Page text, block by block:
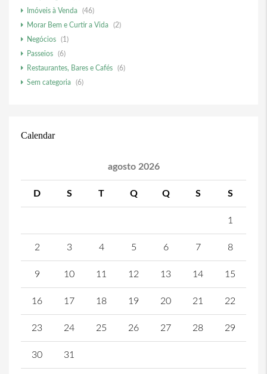
Imóveis à Venda
(46)
Morar Bem e Curtir a Vida
(2)
Negócios
(1)
Passeios
(6)
Restaurantes, Bares e Cafés
(6)
Sem categoria
(6)
Calendar
agosto 2026
D S T Q Q S S
1
2 3 4 5 6 7 8
9 10 11 12 13 14 15
16 17 18 19 20 21 22
23 24 25 26 27 28 29
30 31